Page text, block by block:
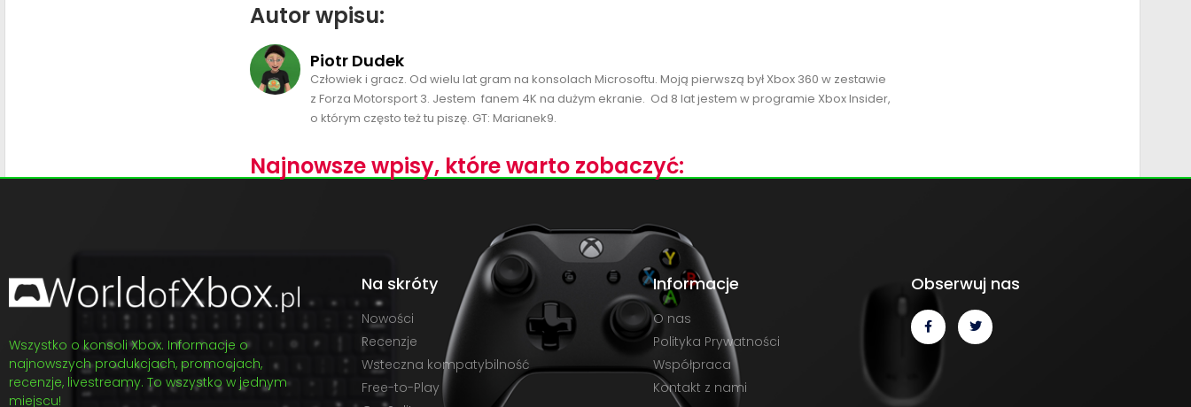
Autor wpisu:
Piotr Dudek
Człowiek i gracz. Od wielu lat gram na konsolach Microsoftu. Moją pierwszą był Xbox 360 w zestawie
z Forza Motorsport 3. Jestem fanem 4K na dużym ekranie. Od 8 lat jestem w programie Xbox Insider,
o którym często też tu piszę. GT: Marianek9.
Najnowsze wpisy, które warto zobaczyć:
Wszystko o konsoli Xbox. Informacje o
najnowszych produkcjach, promocjach,
recenzje, livestreamy. To wszystko w jednym
miejscu!
Na skróty
Nowości
Recenzje
Wsteczna kompatybilność
Free-to-Play
Informacje
O nas
Polityka Prywatności
Współpraca
Kontakt z nami
Obserwuj nas